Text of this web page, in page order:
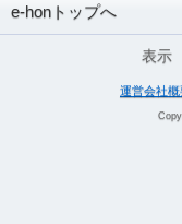
e-honトップへ
表示
運営会社概